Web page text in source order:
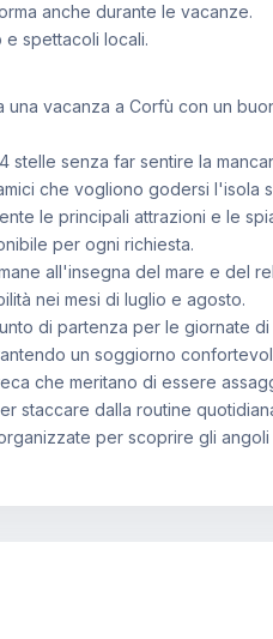
anche durante le vacanze.
e spettacoli locali.
vacanza a Corfù con un
stelle senza far sentire la
che vogliono godersi l'isola
le principali attrazioni e le
per ogni richiesta.
all'insegna del mare e del
nei mesi di luglio e agosto.
di partenza per le giornate
un soggiorno
che meritano di essere
staccare dalla routine
per scoprire gli